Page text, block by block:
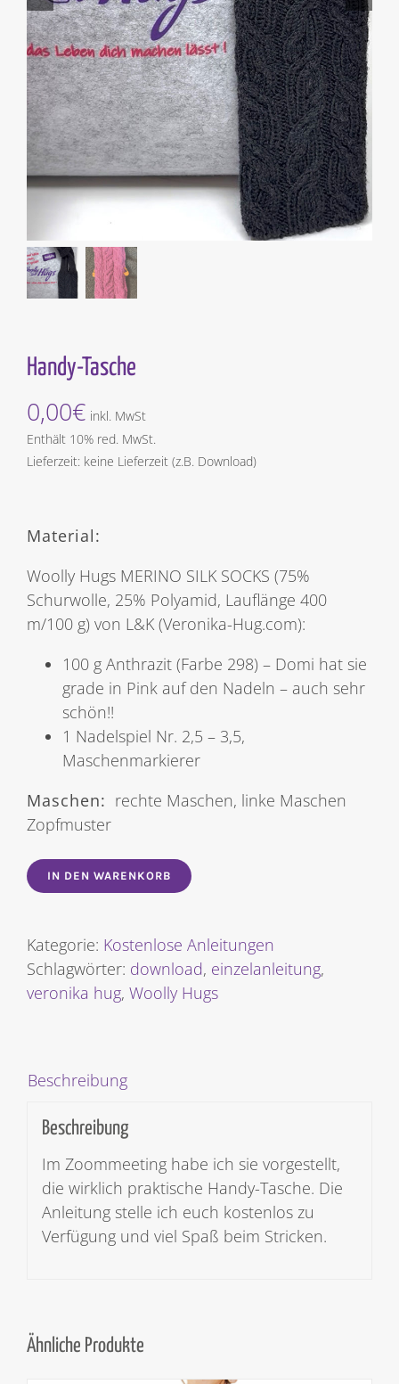
Handy-Tasche
0,00€ inkl. MwSt
Enthält 10% red. MwSt.
Lieferzeit: keine Lieferzeit (z.B. Download)
Material:
Woolly Hugs MERINO SILK SOCKS (75%
Schurwolle, 25% Polyamid, Lauflänge 400
m/100 g) von L&K (Veronika-Hug.com):
100 g Anthrazit (Farbe 298) – Domi hat sie
grade in Pink auf den Nadeln – auch sehr
schön!!
1 Nadelspiel Nr. 2,5 – 3,5,
Maschenmarkierer
Maschen: rechte Maschen, linke Maschen
Zopfmuster
IN DEN WARENKORB
Kategorie: Kostenlose Anleitungen
Schlagwörter: download, einzelanleitung,
veronika hug, Woolly Hugs
Beschreibung
Beschreibung
Im Zoommeeting habe ich sie vorgestellt,
die wirklich praktische Handy-Tasche. Die
Anleitung stelle ich euch kostenlos zu
Verfügung und viel Spaß beim Stricken.
Ähnliche Produkte